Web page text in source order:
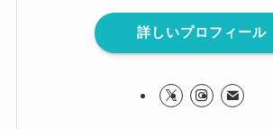
詳しいプロフィール